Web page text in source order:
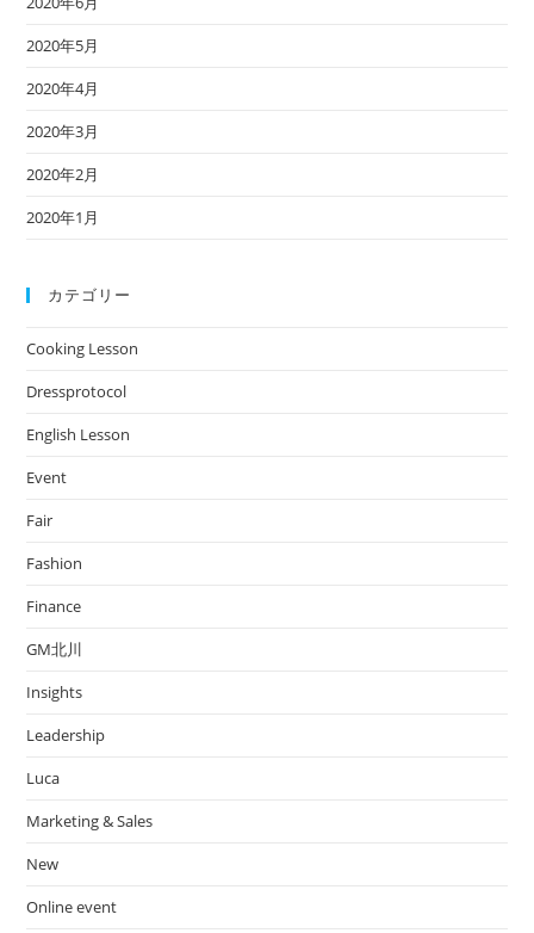
2020年5月
2020年4月
2020年3月
2020年2月
2020年1月
カテゴリー
Cooking Lesson
Dressprotocol
English Lesson
Event
Fair
Fashion
Finance
GM北川
Insights
Leadership
Luca
Marketing & Sales
New
Online event